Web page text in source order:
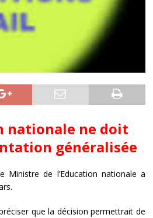
nationale ne doit
généralisée
Ministre de l’Education nationale a
que la décision permettrait de